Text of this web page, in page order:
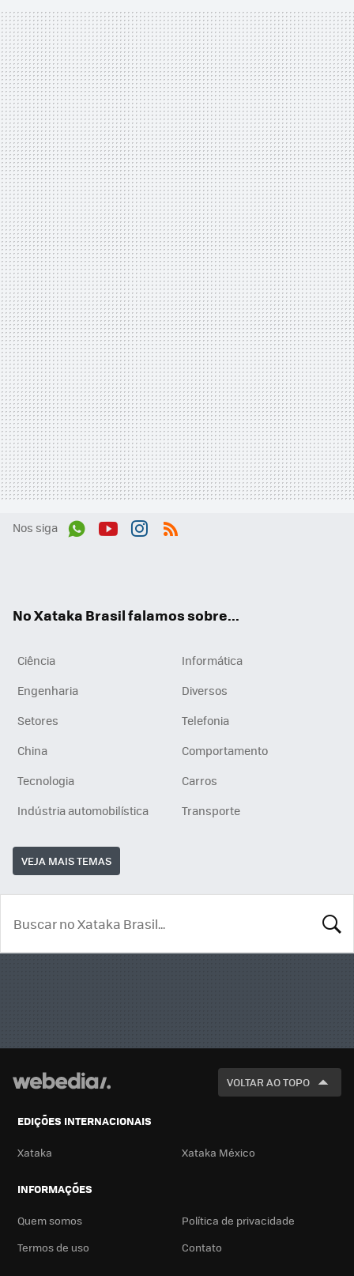
Nos siga
No Xataka Brasil falamos sobre...
Ciência
Informática
Engenharia
Diversos
Setores
Telefonia
China
Comportamento
Tecnologia
Carros
Indústria automobilística
Transporte
VEJA MAIS TEMAS
VOLTAR AO TOPO
EDIÇÕES INTERNACIONAIS
Xataka Xataka México
INFORMAÇÕES
Quem somos
Política de privacidade
Termos de uso
Contato